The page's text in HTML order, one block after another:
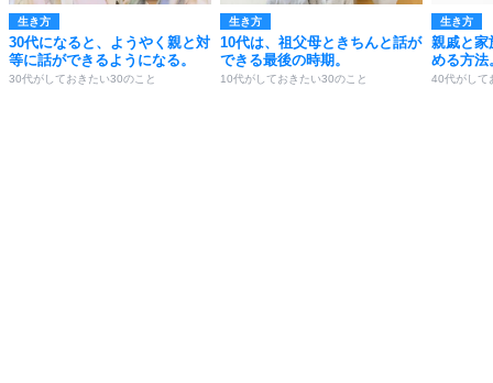
生き方
30代になると、ようやく親と対
等に話ができるようになる。
30代がしておきたい30のこと
生き方
10代は、祖父母ときちんと話が
できる最後の時期。
10代がしておきたい30のこと
生き方
親戚と家
める方法
40代がして